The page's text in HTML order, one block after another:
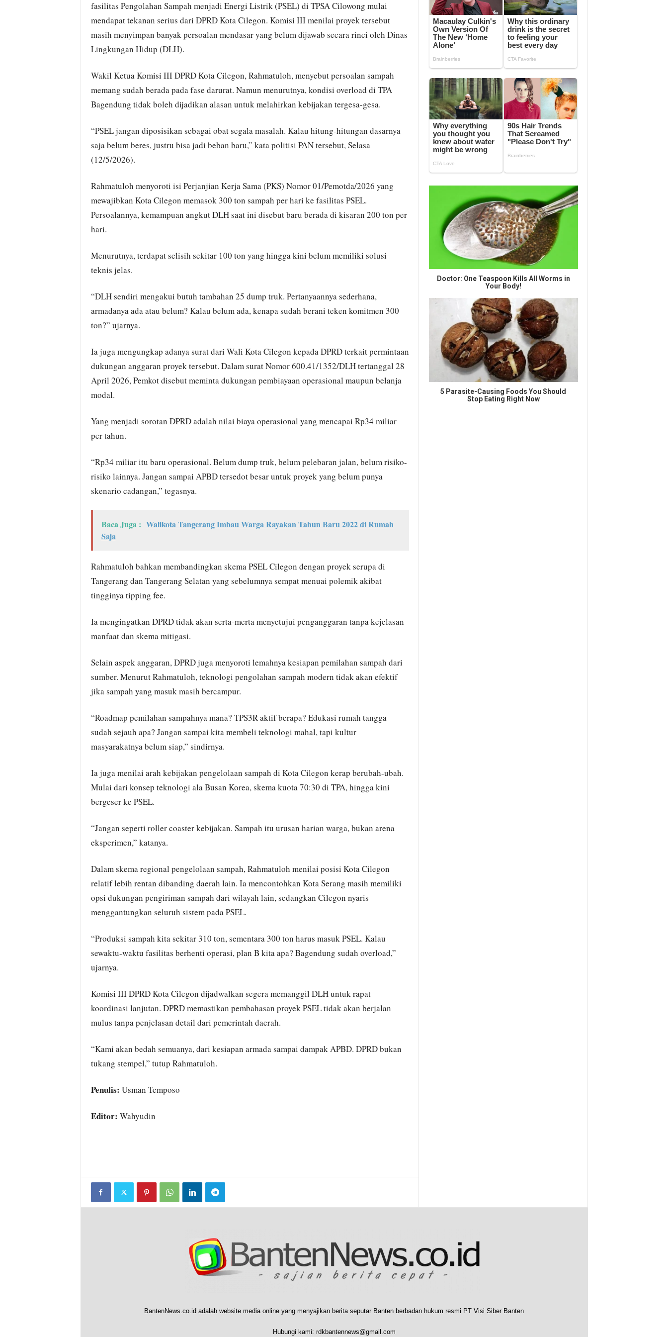
fasilitas Pengolahan Sampah menjadi Energi Listrik (PSEL) di TPSA Cilowong mulai
mendapat tekanan serius dari DPRD Kota Cilegon. Komisi III menilai proyek tersebut
masih menyimpan banyak persoalan mendasar yang belum dijawab secara rinci oleh Dinas
Lingkungan Hidup (DLH).
Wakil Ketua Komisi III DPRD Kota Cilegon, Rahmatuloh, menyebut persoalan sampah
memang sudah berada pada fase darurat. Namun menurutnya, kondisi overload di TPA
Bagendung tidak boleh dijadikan alasan untuk melahirkan kebijakan tergesa-gesa.
“PSEL jangan diposisikan sebagai obat segala masalah. Kalau hitung-hitungan dasarnya
saja belum beres, justru bisa jadi beban baru,” kata politisi PAN tersebut, Selasa
(12/5/2026).
Rahmatuloh menyoroti isi Perjanjian Kerja Sama (PKS) Nomor 01/Pemotda/2026 yang
mewajibkan Kota Cilegon memasok 300 ton sampah per hari ke fasilitas PSEL.
Persoalannya, kemampuan angkut DLH saat ini disebut baru berada di kisaran 200 ton per
hari.
Menurutnya, terdapat selisih sekitar 100 ton yang hingga kini belum memiliki solusi
teknis jelas.
“DLH sendiri mengakui butuh tambahan 25 dump truk. Pertanyaannya sederhana,
armadanya ada atau belum? Kalau belum ada, kenapa sudah berani teken komitmen 300
ton?” ujarnya.
Ia juga mengungkap adanya surat dari Wali Kota Cilegon kepada DPRD terkait permintaan
dukungan anggaran proyek tersebut. Dalam surat Nomor 600.41/1352/DLH tertanggal 28
April 2026, Pemkot disebut meminta dukungan pembiayaan operasional maupun belanja
modal.
Yang menjadi sorotan DPRD adalah nilai biaya operasional yang mencapai Rp34 miliar
per tahun.
“Rp34 miliar itu baru operasional. Belum dump truk, belum pelebaran jalan, belum risiko-
risiko lainnya. Jangan sampai APBD tersedot besar untuk proyek yang belum punya
skenario cadangan,” tegasnya.
Baca Juga : Walikota Tangerang Imbau Warga Rayakan Tahun Baru 2022 di Rumah
Saja
Rahmatuloh bahkan membandingkan skema PSEL Cilegon dengan proyek serupa di
Tangerang dan Tangerang Selatan yang sebelumnya sempat menuai polemik akibat
tingginya tipping fee.
Ia mengingatkan DPRD tidak akan serta-merta menyetujui penganggaran tanpa kejelasan
manfaat dan skema mitigasi.
Selain aspek anggaran, DPRD juga menyoroti lemahnya kesiapan pemilahan sampah dari
sumber. Menurut Rahmatuloh, teknologi pengolahan sampah modern tidak akan efektif
jika sampah yang masuk masih bercampur.
“Roadmap pemilahan sampahnya mana? TPS3R aktif berapa? Edukasi rumah tangga
sudah sejauh apa? Jangan sampai kita membeli teknologi mahal, tapi kultur
masyarakatnya belum siap,” sindirnya.
Ia juga menilai arah kebijakan pengelolaan sampah di Kota Cilegon kerap berubah-ubah.
Mulai dari konsep teknologi ala Busan Korea, skema kuota 70:30 di TPA, hingga kini
bergeser ke PSEL.
“Jangan seperti roller coaster kebijakan. Sampah itu urusan harian warga, bukan arena
eksperimen,” katanya.
Dalam skema regional pengelolaan sampah, Rahmatuloh menilai posisi Kota Cilegon
relatif lebih rentan dibanding daerah lain. Ia mencontohkan Kota Serang masih memiliki
opsi dukungan pengiriman sampah dari wilayah lain, sedangkan Cilegon nyaris
menggantungkan seluruh sistem pada PSEL.
“Produksi sampah kita sekitar 310 ton, sementara 300 ton harus masuk PSEL. Kalau
sewaktu-waktu fasilitas berhenti operasi, plan B kita apa? Bagendung sudah overload,”
ujarnya.
Komisi III DPRD Kota Cilegon dijadwalkan segera memanggil DLH untuk rapat
koordinasi lanjutan. DPRD memastikan pembahasan proyek PSEL tidak akan berjalan
mulus tanpa penjelasan detail dari pemerintah daerah.
“Kami akan bedah semuanya, dari kesiapan armada sampai dampak APBD. DPRD bukan
tukang stempel,” tutup Rahmatuloh.
Penulis: Usman Temposo
Editor: Wahyudin
Doctor: One Teaspoon Kills All Worms in
Your Body!
5 Parasite-Causing Foods You Should
Stop Eating Right Now
BantenNews.co.id adalah website media online yang menyajikan berita seputar Banten berbadan hukum resmi PT Visi Siber Banten
Hubungi kami: rdkbantennews@gmail.com